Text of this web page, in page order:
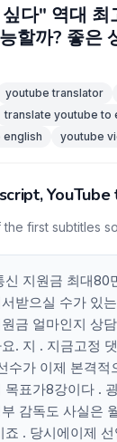
다" 역대 최
할까? 좋은
youtube translator
translate youtube to
english
youtube
first subtitles
신 지원금 최대80
받으실 수가 있
금 얼마인지 상
. 지 . 지금고정
수가 이제 본격적
목표가8강이다 .
감독도 사실은
죠 . 당시에이제